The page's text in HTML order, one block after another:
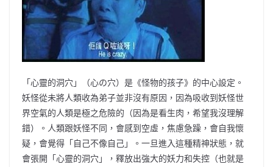
「心靈的洞穴」（心の穴）是《怪物的孩子》的中心設定。
妖怪從未將人類收為弟子並非沒有原因，因為吸收到妖怪世
界空氣的人類是極之危險的（因為是看生肉，希望我沒理解
錯）。人類跟妖怪不同，會感到空虛，焦慮急躁，會自我懷
疑，會覺得「自己不像自己」。一旦進入這種精神狀態，就
會張開「心靈的洞穴」，釋放出強大的妖力和失控（也就是